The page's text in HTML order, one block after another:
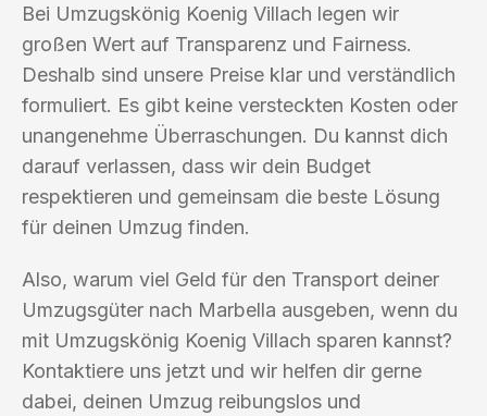
Bei Umzugskönig Koenig Villach legen wir
großen Wert auf Transparenz und Fairness.
Deshalb sind unsere Preise klar und verständlich
formuliert. Es gibt keine versteckten Kosten oder
unangenehme Überraschungen. Du kannst dich
darauf verlassen, dass wir dein Budget
respektieren und gemeinsam die beste Lösung
für deinen Umzug finden.
Also, warum viel Geld für den Transport deiner
Umzugsgüter nach Marbella ausgeben, wenn du
mit Umzugskönig Koenig Villach sparen kannst?
Kontaktiere uns jetzt und wir helfen dir gerne
dabei, deinen Umzug reibungslos und